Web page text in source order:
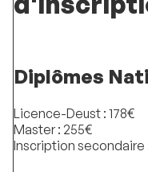
Diplômes
Licence-Deust : 178€
Master : 255€
Inscription secondaire